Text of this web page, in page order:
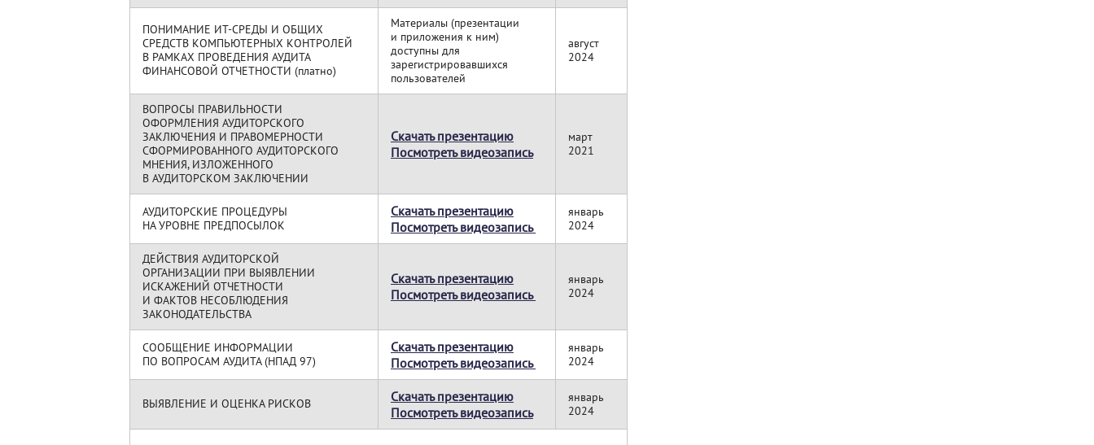
ПОНИМАНИЕ ИТ-СРЕДЫ И ОБЩИХ
СРЕДСТВ КОМПЬЮТЕРНЫХ КОНТРОЛЕЙ
В РАМКАХ ПРОВЕДЕНИЯ АУДИТА
ФИНАНСОВОЙ ОТЧЕТНОСТИ (платно)
Материалы (презентации
и приложения к ним)
доступны для
зарегистрировавшихся
пользователей
август
2024
ВОПРОСЫ ПРАВИЛЬНОСТИ
ОФОРМЛЕНИЯ АУДИТОРСКОГО
ЗАКЛЮЧЕНИЯ И ПРАВОМЕРНОСТИ
СФОРМИРОВАННОГО АУДИТОРСКОГО
МНЕНИЯ, ИЗЛОЖЕННОГО
В АУДИТОРСКОМ ЗАКЛЮЧЕНИИ
Скачать презентацию
Посмотреть видеозапись
март
2021
АУДИТОРСКИЕ ПРОЦЕДУРЫ
НА УРОВНЕ ПРЕДПОСЫЛОК
Скачать презентацию
Посмотреть видеозапись
январь
2024
ДЕЙСТВИЯ АУДИТОРСКОЙ
ОРГАНИЗАЦИИ ПРИ ВЫЯВЛЕНИИ
ИСКАЖЕНИЙ ОТЧЕТНОСТИ
И ФАКТОВ НЕСОБЛЮДЕНИЯ
ЗАКОНОДАТЕЛЬСТВА
Скачать презентацию
Посмотреть видеозапись
январь
2024
СООБЩЕНИЕ ИНФОРМАЦИИ
ПО ВОПРОСАМ АУДИТА (НПАД 97)
Скачать презентацию
Посмотреть видеозапись
январь
2024
ВЫЯВЛЕНИЕ И ОЦЕНКА РИСКОВ
Скачать презентацию
Посмотреть видеозапись
январь
2024